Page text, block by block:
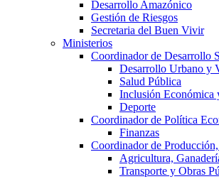
Desarrollo Amazónico
Gestión de Riesgos
Secretaria del Buen Vivir
Ministerios
Coordinador de Desarrollo
Desarrollo Urbano y
Salud Pública
Inclusión Económica
Deporte
Coordinador de Política
Finanzas
Coordinador de
Agricultura,
Transporte y Obras